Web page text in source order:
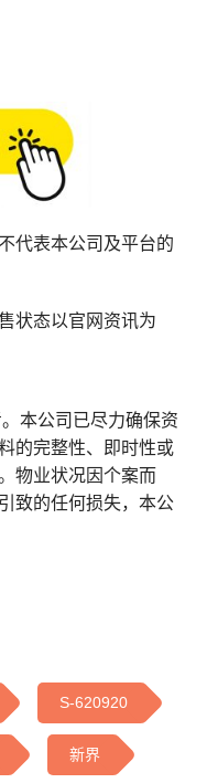
代表本公司及平台的
状态以官网资讯为
本公司已尽力确保资
的完整性、即时性或
物业状况因个案而
致的任何损失，本公
S-620920
新界